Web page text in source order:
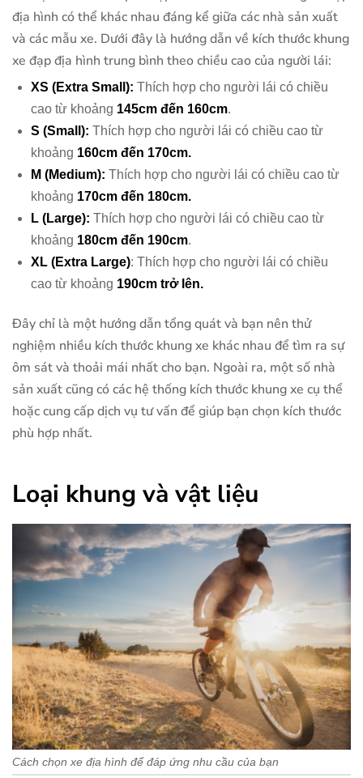
địa hình có thể khác nhau đáng kể giữa các nhà sản xuất
và các mẫu xe. Dưới đây là hướng dẫn về kích thước khung
xe đạp địa hình trung bình theo chiều cao của người lái:
XS (Extra Small): Thích hợp cho người lái có chiều
cao từ khoảng 145cm đến 160cm.
S (Small): Thích hợp cho người lái có chiều cao từ
khoảng 160cm đến 170cm.
M (Medium): Thích hợp cho người lái có chiều cao từ
khoảng 170cm đến 180cm.
L (Large): Thích hợp cho người lái có chiều cao từ
khoảng 180cm đến 190cm.
XL (Extra Large): Thích hợp cho người lái có chiều
cao từ khoảng 190cm trở lên.
Đây chỉ là một hướng dẫn tổng quát và bạn nên thử
nghiệm nhiều kích thước khung xe khác nhau để tìm ra sự
ôm sát và thoải mái nhất cho bạn. Ngoài ra, một số nhà
sản xuất cũng có các hệ thống kích thước khung xe cụ thể
hoặc cung cấp dịch vụ tư vấn để giúp bạn chọn kích thước
phù hợp nhất.
Loại khung và vật liệu
Cách chọn xe địa hình để đáp ứng nhu cầu của bạn